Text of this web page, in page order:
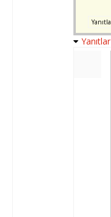
Yanıtla
Yanıtlar